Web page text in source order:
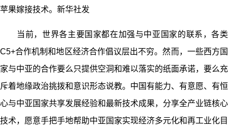
苹果嫁接技术。新华社发
当前，世界各主要国家都在加强与中亚国家的联系，各类
C5+合作机制和地区经济合作倡议层出不穷。然而，一些西方国
家与中亚的合作要么只提供空洞和难以落实的纸面承诺，要么充
斥着地缘政治挑拨和意识形态说教。中国有能力、有意愿、有恒
心与中亚国家共享发展经验和最新技术成果，分享全产业链核心
技术，愿意手把手地帮助中亚国家实现经济多元化和再工业化目